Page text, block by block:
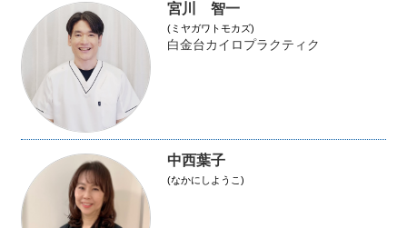
宮川 智一
(ミヤガワトモカズ)
白金台カイロプラクティク
中西葉子
(なかにしようこ)